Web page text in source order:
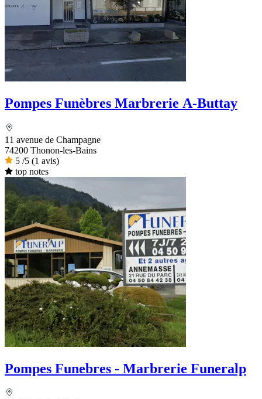
Pompes Funèbres Marbrerie A-Buttay
11 avenue de Champagne
74200 Thonon-les-Bains
5 /5 (1 avis)
top notes
Pompes Funebres - Marbrerie Funeralp